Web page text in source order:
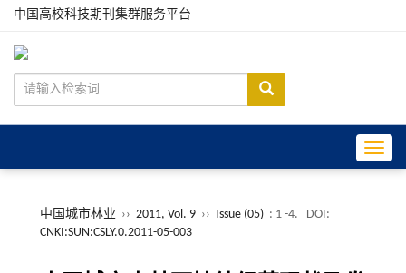
中国高校科技期刊集群服务平台
中国城市林业 ›› 2011, Vol. 9 ›› Issue (05) : 1 -4.
DOI:
CNKI:SUN:CSLY.0.2011-05-003